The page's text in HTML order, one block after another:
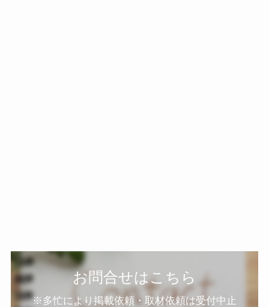
お問合せはこちら
※多忙により掲載依頼・取材依頼は受付中止